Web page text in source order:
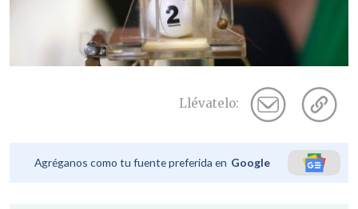
Llévatelo:
Agréganos como tu fuente preferida en Google